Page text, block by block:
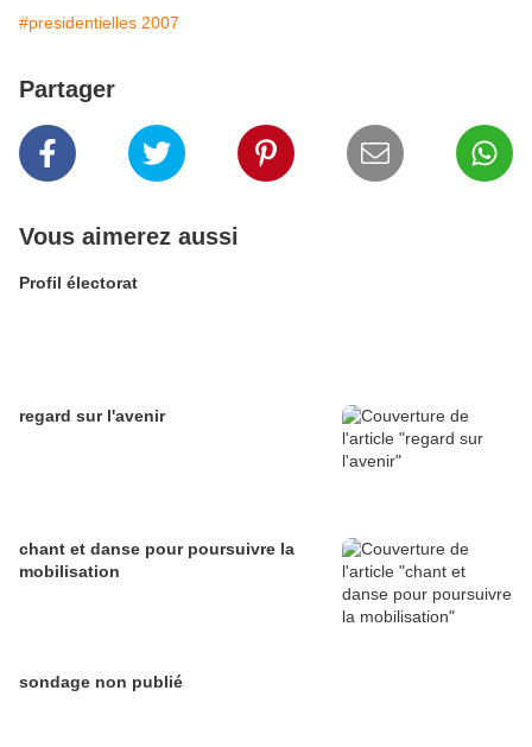
#presidentielles 2007
Partager
Vous aimerez aussi
Profil électorat
regard sur l'avenir
chant et danse pour poursuivre la
mobilisation
sondage non publié